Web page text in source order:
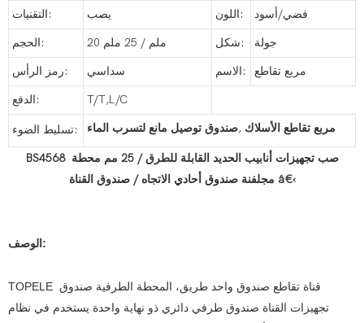
التقنيات: يصب اللون: فضي/أسود
الحجم: 20 ملم / 25 ملم شكل: جولة
رمز الرأس: سداسي الاسم: مربع تقاطع
الدفع: T/T,L/C
تسليط الضوء: صندوق توصيل مانع لتسرب الماء, مربع تقاطع الأسلاك
BS4568 صب تجهيزات أنابيب الحديد القابلة للطرق / 25 مم محطة
مجلفنة صندوق أحادي الاتجاه / صندوق القناة â€‹
الوصف:
TOPELE قناة تقاطع صندوق واحد طريق، المحطة الطرفية صندوق
تجهيزات القناة صندوق طرفي دائري ذو نهاية واحدة يستخدم في نظام